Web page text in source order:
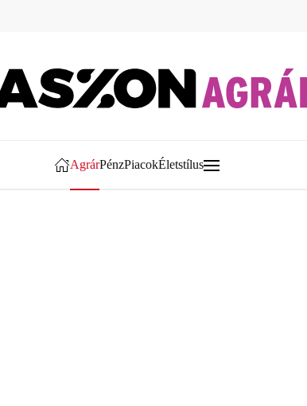
AgrárPénzPiacokÉletstílus